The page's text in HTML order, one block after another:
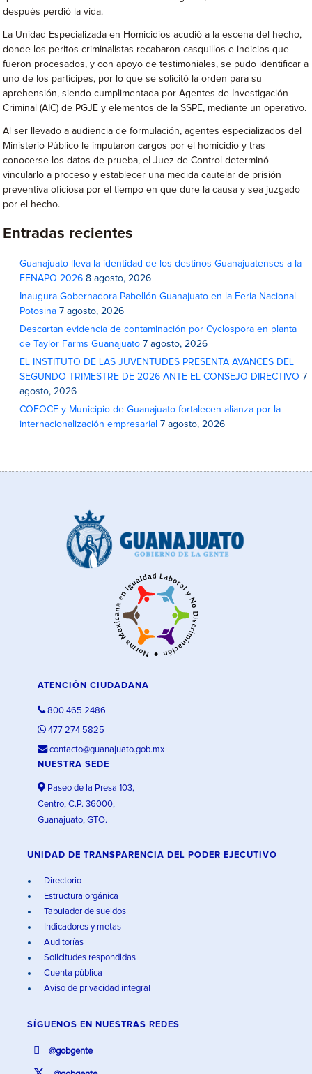
después perdió la vida.
La Unidad Especializada en Homicidios acudió a la escena del hecho,
donde los peritos criminalistas recabaron casquillos e indicios que
fueron procesados, y con apoyo de testimoniales, se pudo identificar a
uno de los partícipes, por lo que se solicitó la orden para su
aprehensión, siendo cumplimentada por Agentes de Investigación
Criminal (AIC) de PGJE y elementos de la SSPE, mediante un operativo.
Al ser llevado a audiencia de formulación, agentes especializados del
Ministerio Público le imputaron cargos por el homicidio y tras
conocerse los datos de prueba, el Juez de Control determinó
vincularlo a proceso y establecer una medida cautelar de prisión
preventiva oficiosa por el tiempo en que dure la causa y sea juzgado
por el hecho.
Entradas recientes
Guanajuato lleva la identidad de los destinos Guanajuatenses a la
FENAPO 2026 8 agosto, 2026
Inaugura Gobernadora Pabellón Guanajuato en la Feria Nacional
Potosina 7 agosto, 2026
Descartan evidencia de contaminación por Cyclospora en planta
de Taylor Farms Guanajuato 7 agosto, 2026
EL INSTITUTO DE LAS JUVENTUDES PRESENTA AVANCES DEL
SEGUNDO TRIMESTRE DE 2026 ANTE EL CONSEJO DIRECTIVO 7
agosto, 2026
COFOCE y Municipio de Guanajuato fortalecen alianza por la
internacionalización empresarial 7 agosto, 2026
ATENCIÓN CIUDADANA
800 465 2486
477 274 5825
contacto@guanajuato.gob.mx
NUESTRA SEDE
Paseo de la Presa 103,
Centro, C.P. 36000,
Guanajuato, GTO.
UNIDAD DE TRANSPARENCIA DEL PODER EJECUTIVO
Directorio
Estructura orgánica
Tabulador de sueldos
Indicadores y metas
Auditorías
Solicitudes respondidas
Cuenta pública
Aviso de privacidad integral
SÍGUENOS EN NUESTRAS REDES
@gobgente